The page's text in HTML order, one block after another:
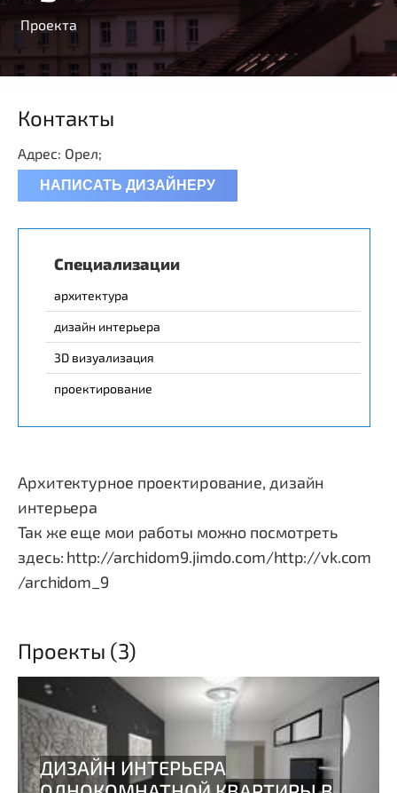
Проекта
Контакты
Адрес: Орел;
НАПИСАТЬ ДИЗАЙНЕРУ
Специализации
архитектура
дизайн интерьера
3D визуализация
проектирование
Архитектурное проектирование, дизайн
интерьера
Так же еще мои работы можно посмотреть
здесь: http://archidom9.jimdo.com/http://vk.com
/archidom_9
Проекты (3)